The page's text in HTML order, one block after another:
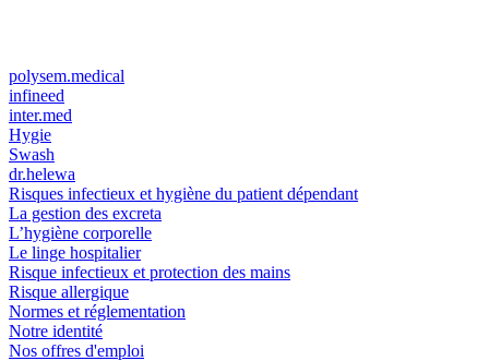
polysem.medical
infineed
inter.med
Hygie
Swash
dr.helewa
Risques infectieux et hygiène du patient dépendant
La gestion des excreta
L’hygiène corporelle
Le linge hospitalier
Risque infectieux et protection des mains
Risque allergique
Normes et réglementation
Notre identité
Nos offres d'emploi